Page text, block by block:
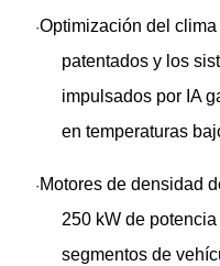
·Optimización del clima
patentados y los
impulsados ​​por IA
en temperaturas
· Motores de densidad
250 kW de
segmentos de